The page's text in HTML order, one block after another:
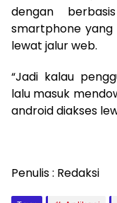
dengan
smartphone yang
lewat jalur web.
“Jadi kalau
lalu masuk
android diakses
Penulis : Redaksi